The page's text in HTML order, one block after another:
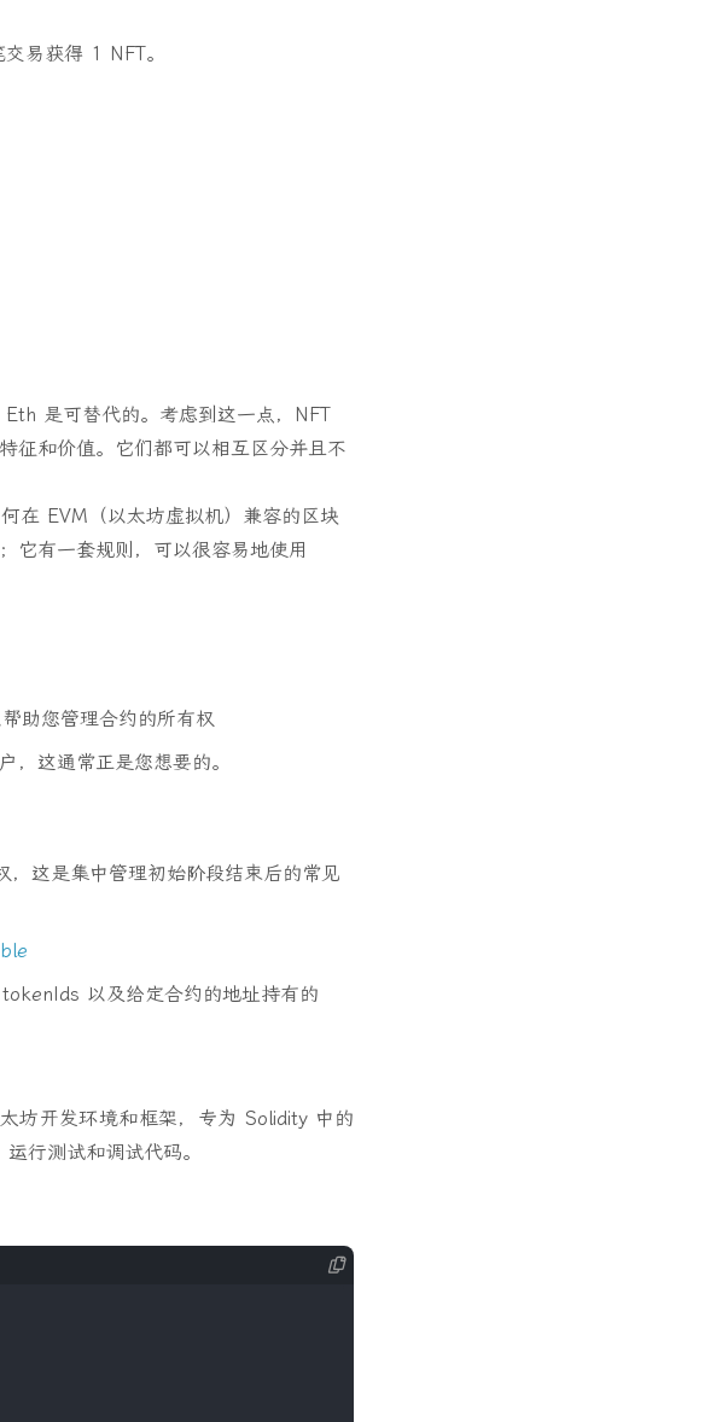
易获得 1 NFT。
是可替代的。考虑到这一点，NFT
征和价值。它们都可以相互区分并且不
在 EVM（以太坊虚拟机）兼容的区块
它有一套规则，可以很容易地使用
助您管理合约的所有权
，这通常正是您想要的。
这是集中管理初始阶段结束后的常见
以及给定合约的地址持有的
坊开发环境和框架，专为 Solidity 中的
行测试和调试代码。